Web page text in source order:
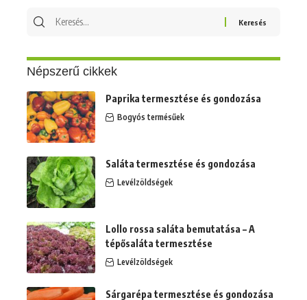
Keresés
Népszerű cikkek
Paprika termesztése és gondozása
Bogyós termésűek
Saláta termesztése és gondozása
Levélzöldségek
Lollo rossa saláta bemutatása – A
tépősaláta termesztése
Levélzöldségek
Sárgarépa termesztése és gondozása